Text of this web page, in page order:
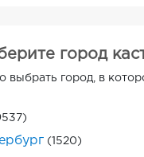
город
выбрать город, в
(1520)